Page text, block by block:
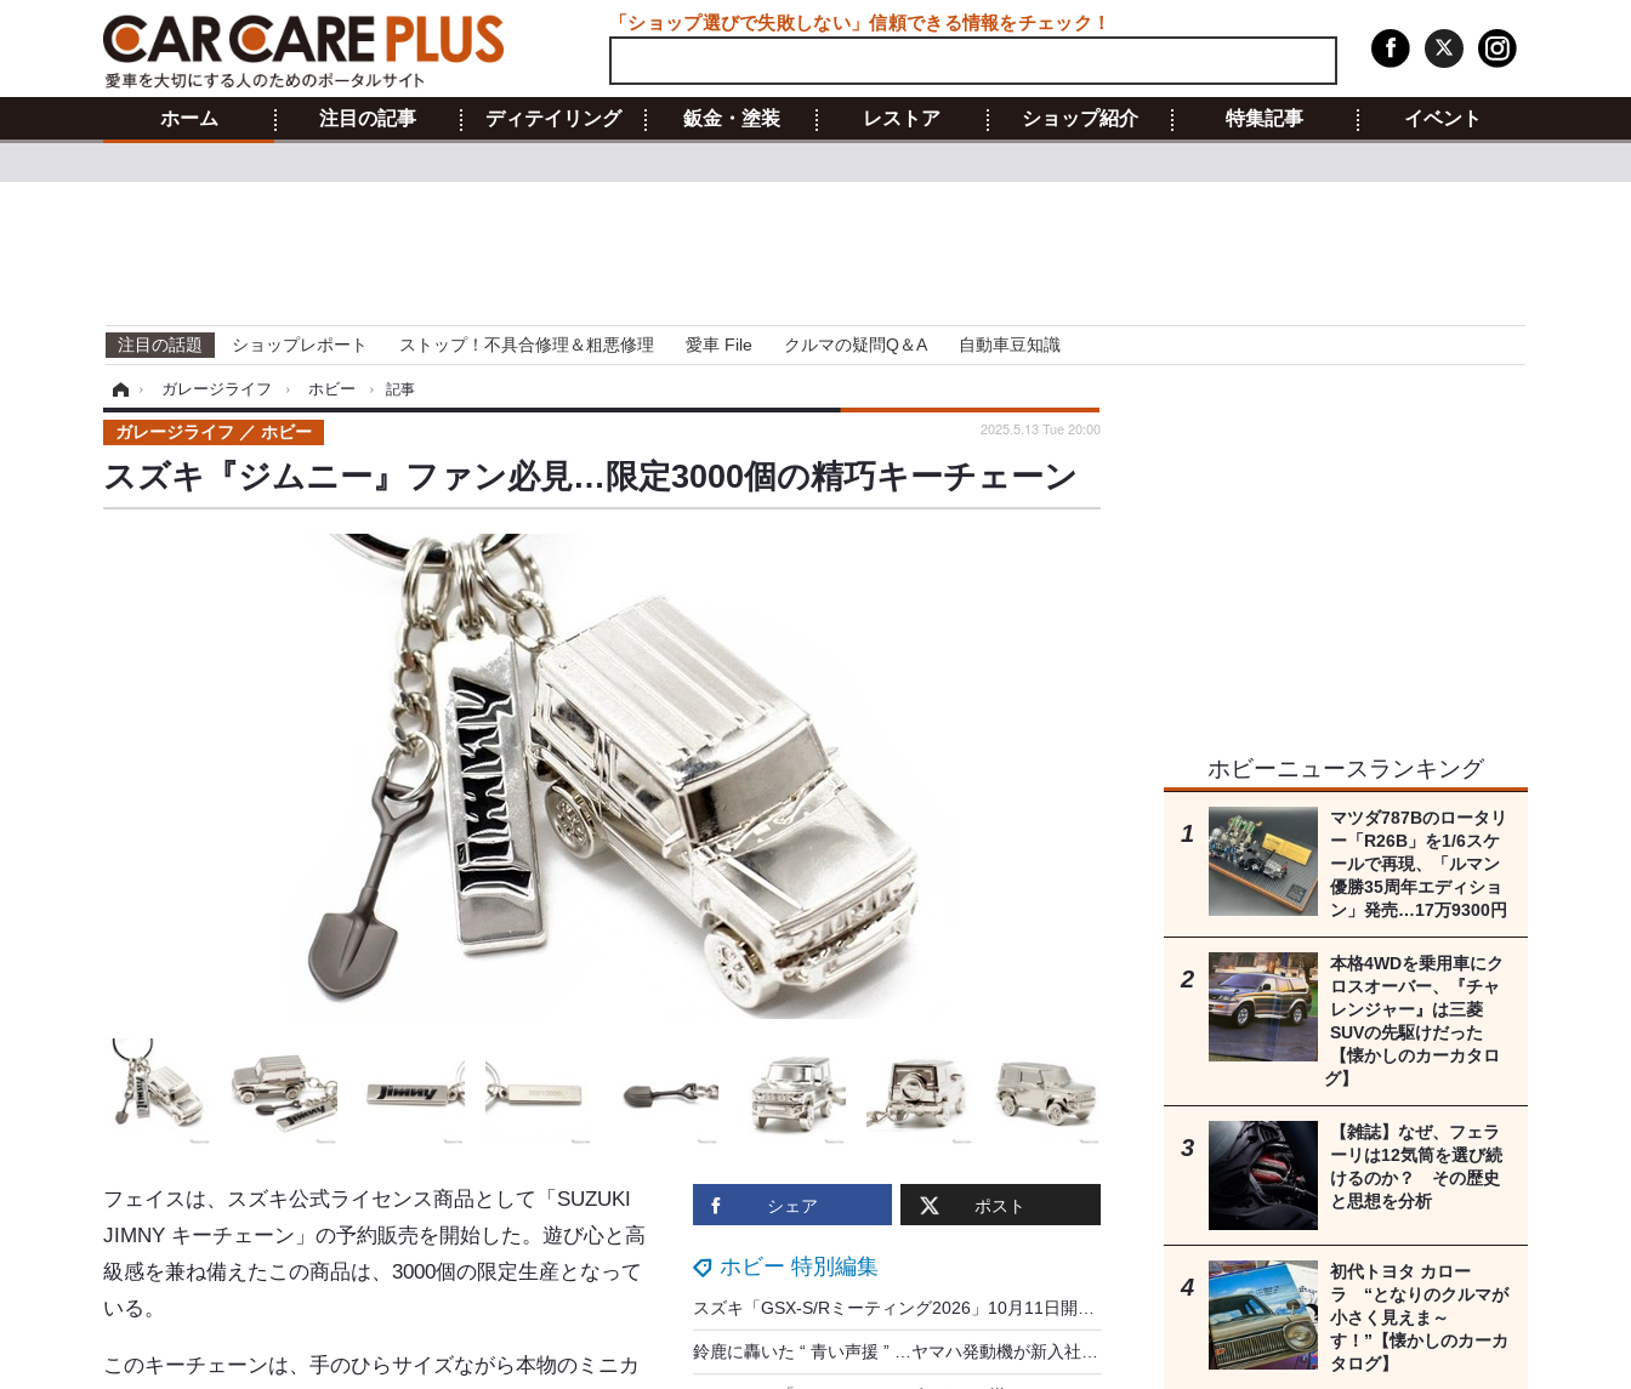
ホーム 注目の記事 ディテイリング 鈑金・塗装 レストア ショップ紹介 特集記事 イベント
注目の話題 ショップレポート ストップ！不具合修理＆粗悪修理 愛車 File クルマの疑問Q＆A 自動車豆知識
› ガレージライフ › ホビー › 記事
スズキ『ジムニー』ファン必見…限定3000個の精巧キーチェーン
ガレージライフ ホビー 2025.5.13 Tue 20:00
シェア ポスト
ホビー 特別編集
フェイスは、スズキ公式ライセンス商品として「SUZUKI
JIMNY キーチェーン」の予約販売を開始した。遊び心と高
級感を兼ね備えたこの商品は、3000個の限定生産となって
いる。
このキーチェーンは、手のひらサイズながら本物のミニカ
ホビーニュースランキング
マツダ787Bのロータリ
ー「R26B」を1/6スケ
ールで再現、「ルマン
優勝35周年エディショ
ン」発売…17万9300円
本格4WDを乗用車にク
ロスオーバー、『チャ
レンジャー』は三菱
SUVの先駆けだった
【懐かしのカーカタロ
グ】
【雑誌】なぜ、フェラ
ーリは12気筒を選び続
けるのか？ その歴史
と思想を分析
初代トヨタ カロー
ラ “となりのクルマが
小さく見えま～
す！”【懐かしのカーカ
タログ】
「ショップ選びで失敗しない」信頼できる情報をチェック！